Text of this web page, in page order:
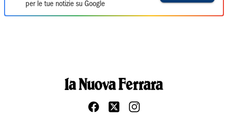
per le tue notizie su Google